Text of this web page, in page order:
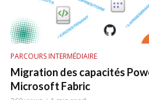
PARCOURS INTERMÉDIAIRE
Migration des capacités
Microsoft Fabric